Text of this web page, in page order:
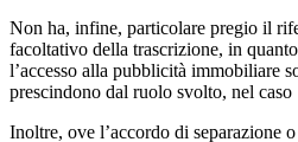
Non ha, infine, particolare pregio il
facoltativo della trascrizione, in
l’accesso alla pubblicità immobiliare
prescindono dal ruolo svolto, nel
Inoltre, ove l’accordo di separazione